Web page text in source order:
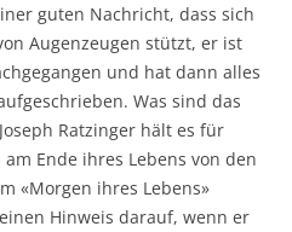
guten Nachricht, dass sich
Augenzeugen stützt, er ist
und hat dann alles
Was sind das
Ratzinger hält es für
Ende ihres Lebens von den
«Morgen ihres Lebens»
Hinweis darauf, wenn er